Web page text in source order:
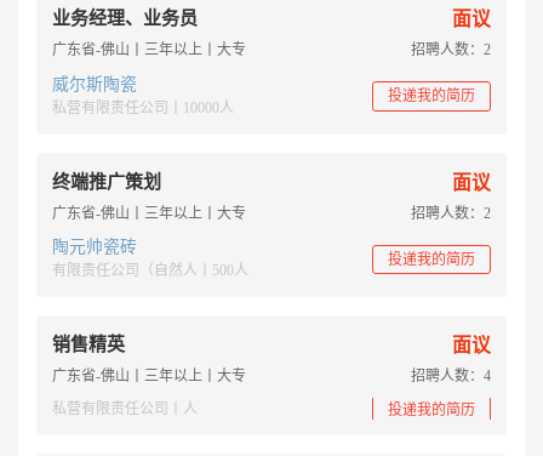
业务经理、业务员 面议
广东省-佛山丨三年以上丨大专 招聘人数：2
威尔斯陶瓷
私营有限责任公司丨10000人
投递我的简历
终端推广策划 面议
广东省-佛山丨三年以上丨大专 招聘人数：2
陶元帅瓷砖
有限责任公司（自然人丨500人
投递我的简历
销售精英 面议
广东省-佛山丨三年以上丨大专
招聘人数：4
私营有限责任公司丨人
投递我的简历